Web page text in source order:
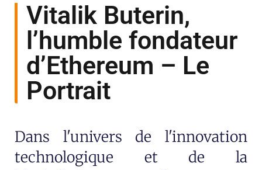
Vitalik Buterin,
l’humble fondateur
d’Ethereum – Le
Portrait
Dans l'univers de l'innovation
technologique et de la